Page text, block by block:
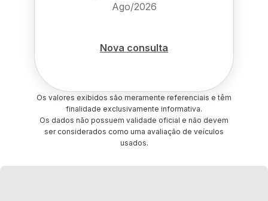
Ago/2026
Nova consulta
Os valores exibidos são meramente referenciais e têm
finalidade exclusivamente informativa.
Os dados não possuem validade oficial e não devem
ser considerados como uma avaliação de veículos
usados.